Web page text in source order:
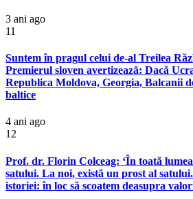
3 ani ago
11
Suntem în pragul celui de-al Treilea
Premierul sloven avertizează: Dacă
Republica Moldova, Georgia, Balcanii
baltice
4 ani ago
12
Prof. dr. Florin Colceag: ‘În toată
satului. La noi, există un prost al
istoriei: în loc să scoatem deasupra